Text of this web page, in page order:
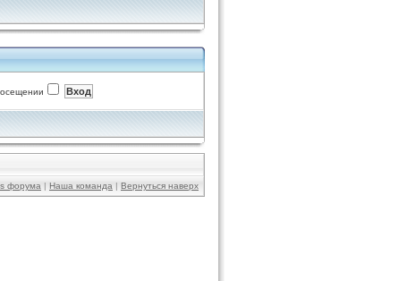
форума | Наша команда | Вернуться наверх